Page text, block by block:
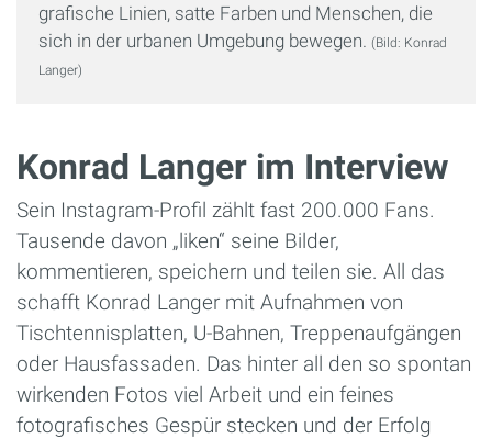
grafische Linien, satte Farben und Menschen, die
sich in der urbanen Umgebung bewegen.
(Bild: Konrad
Langer)
Konrad Langer im Interview
Sein Instagram-Profil zählt fast 200.000 Fans.
Tausende davon „liken“ seine Bilder,
kommentieren, speichern und teilen sie. All das
schafft Konrad Langer mit Aufnahmen von
Tischtennisplatten, U-Bahnen, Treppenaufgängen
oder Hausfassaden. Das hinter all den so spontan
wirkenden Fotos viel Arbeit und ein feines
fotografisches Gespür stecken und der Erfolg